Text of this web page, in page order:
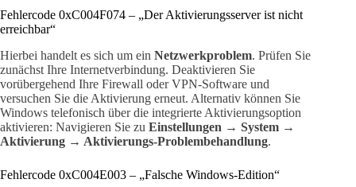
Fehlercode 0xC004F074 – „Der Aktivierungsserver ist nicht
erreichbar“
Hierbei handelt es sich um ein Netzwerkproblem. Prüfen Sie
zunächst Ihre Internetverbindung. Deaktivieren Sie
vorübergehend Ihre Firewall oder VPN-Software und
versuchen Sie die Aktivierung erneut. Alternativ können Sie
Windows telefonisch über die integrierte Aktivierungsoption
aktivieren: Navigieren Sie zu Einstellungen → System →
Aktivierung → Aktivierungs-Problembehandlung.
Fehlercode 0xC004E003 – „Falsche Windows-Edition“